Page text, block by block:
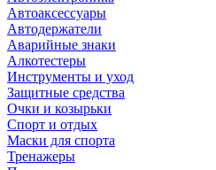
Автоаксессуары
Автодержатели
Аварийные знаки
Алкотестеры
Инструменты и уход
Защитные средства
Очки и козырьки
Спорт и отдых
Маски для спорта
Тренажеры